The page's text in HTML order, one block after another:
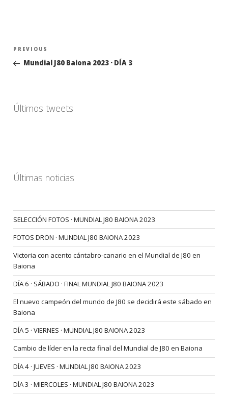
Navegación
entradas
Previous
Post
PREVIOUS
Mundial J80 Baiona 2023 · DÍA 3
Últimos tweets
Últimas noticias
SELECCIÓN FOTOS · MUNDIAL J80 BAIONA 2023
FOTOS DRON · MUNDIAL J80 BAIONA 2023
Victoria con acento cántabro-canario en el Mundial de J80 en
Baiona
DÍA 6 · SÁBADO · FINAL MUNDIAL J80 BAIONA 2023
El nuevo campeón del mundo de J80 se decidirá este sábado en
Baiona
DÍA 5 · VIERNES · MUNDIAL J80 BAIONA 2023
Cambio de líder en la recta final del Mundial de J80 en Baiona
DÍA 4 · JUEVES · MUNDIAL J80 BAIONA 2023
DÍA 3 · MIERCOLES · MUNDIAL J80 BAIONA 2023